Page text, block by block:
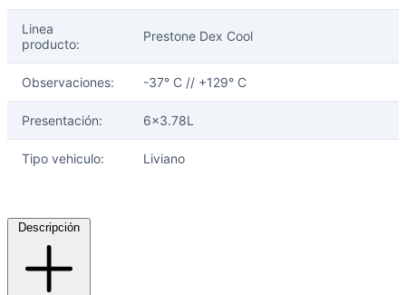
Ayuda
Inicio
Sucursales
Linea
producto:
Prestone Dex Cool
Observaciones: -37° C // +129° C
Presentación: 6x3.78L
Tipo vehiculo: Liviano
Descripción